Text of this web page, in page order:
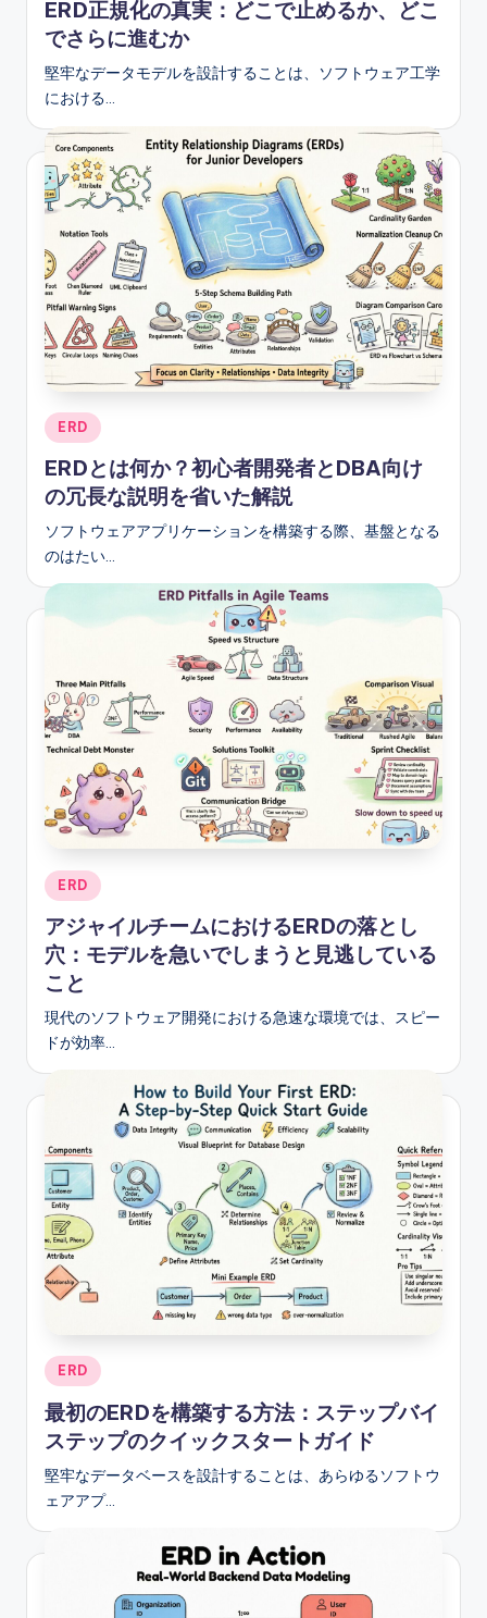
ERD正規化の真実：どこで止めるか、どこ
でさらに進むか
堅牢なデータモデルを設計することは、ソフトウェア工学
における…
Posted
in
ERD
ERDとは何か？初心者開発者とDBA向け
の冗長な説明を省いた解説
ソフトウェアアプリケーションを構築する際、基盤となる
のはたい…
Posted
in
ERD
アジャイルチームにおけるERDの落とし
穴：モデルを急いでしまうと見逃している
こと
現代のソフトウェア開発における急速な環境では、スピー
ドが効率…
Posted
in
ERD
最初のERDを構築する方法：ステップバイ
ステップのクイックスタートガイド
堅牢なデータベースを設計することは、あらゆるソフトウ
ェアアプ…